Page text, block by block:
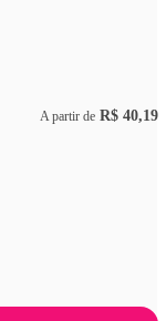
A partir de R$ 40,19